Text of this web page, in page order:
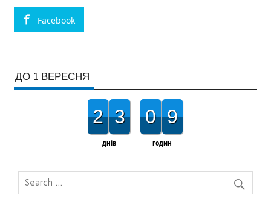
Facebook
ДО 1 ВЕРЕСНЯ
2 3
днів
0 9
годин